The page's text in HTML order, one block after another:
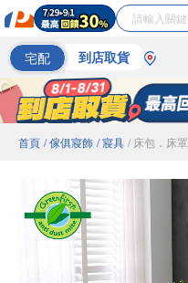
宅配 到店取貨
首頁 / 傢俱寢飾 / 寢具 / 床包．床罩